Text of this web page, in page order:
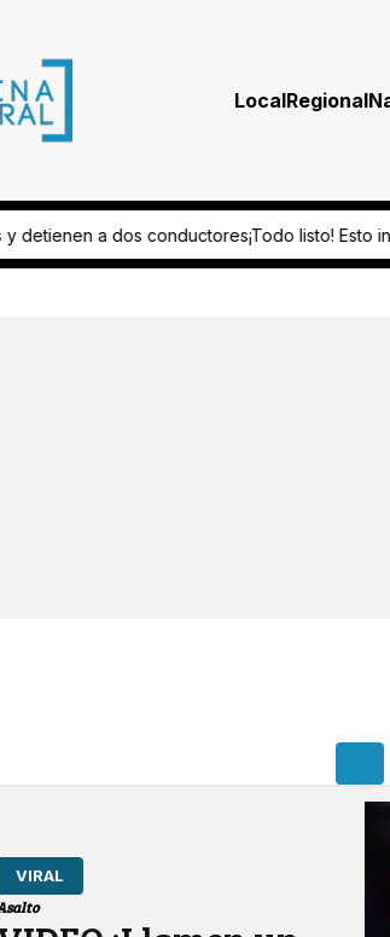
LocalRegional
¡Todo listo! Esto invertirán para
VIRAL